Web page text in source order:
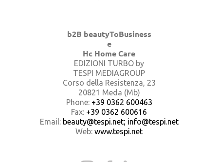
b2B beautyToBusiness
e
Hc Home Care
EDIZIONI TURBO by
TESPI MEDIAGROUP
Corso della Resistenza, 23
20821 Meda (Mb)
Phone: +39 0362 600463
Fax: +39 0362 600616
Email: beauty@tespi.net; info@tespi.net
Web: www.tespi.net